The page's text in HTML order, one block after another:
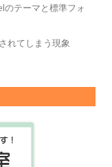
テーマと標準フォ
れてしまう現象